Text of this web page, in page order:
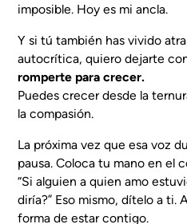
imposible. Hoy es mi ancla.
Y si tú también has vivido
autocrítica, quiero dejarte
romperte para crecer.
Puedes crecer desde la
la compasión.
La próxima vez que esa voz
pausa. Coloca tu mano en el
“Si alguien a quien amo
diría?” Eso mismo, dítelo a ti.
forma de estar contigo.